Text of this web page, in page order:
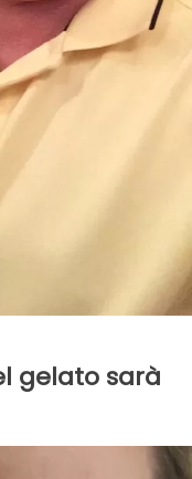
gelato sarà